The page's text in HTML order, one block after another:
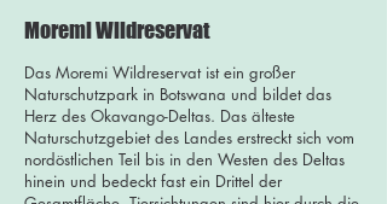
Moremi Wildreservat
Das Moremi Wildreservat ist ein großer
Naturschutzpark in Botswana und bildet das
Herz des Okavango-Deltas. Das älteste
Naturschutzgebiet des Landes erstreckt sich vom
nordöstlichen Teil bis in den Westen des Deltas
hinein und bedeckt fast ein Drittel der